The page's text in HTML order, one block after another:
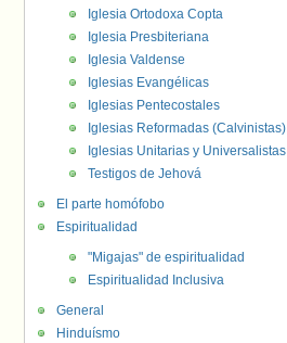
Iglesia Ortodoxa Copta
Iglesia Presbiteriana
Iglesia Valdense
Iglesias Evangélicas
Iglesias Pentecostales
Iglesias Reformadas (Calvinistas)
Iglesias Unitarias y Universalistas
Testigos de Jehová
El parte homófobo
Espiritualidad
"Migajas" de espiritualidad
Espiritualidad Inclusiva
General
Hinduísmo